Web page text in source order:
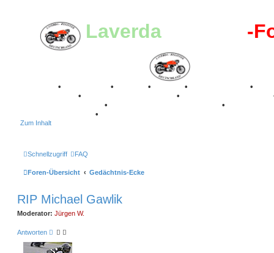
Laverda-Register -
• • • •
•
• •
• •
•
Zum Inhalt
Schnellzugriff FAQ
Foren-Übersicht Gedächtnis-Ecke
RIP Michael Gawlik
Moderator: Jürgen W.
Antworten